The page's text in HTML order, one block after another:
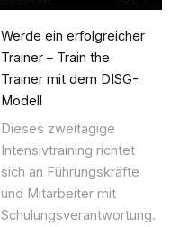
Werde ein erfolgreicher
Trainer – Train the
Trainer mit dem DISG-
Modell
Dieses zweitagige
Intensivtraining richtet
sich an Führungskräfte
und Mitarbeiter mit
Schulungsverantwortung.